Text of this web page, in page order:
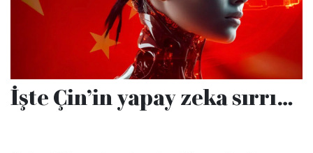
İşte Çin’in yapay zeka sırrı…